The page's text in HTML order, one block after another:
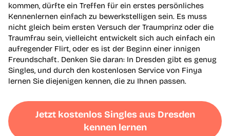
kommen, dürfte ein Treffen für ein erstes persönliches
Kennenlernen einfach zu bewerkstelligen sein. Es muss
nicht gleich beim ersten Versuch der Traumprinz oder die
Traumfrau sein, vielleicht entwickelt sich auch einfach ein
aufregender Flirt, oder es ist der Beginn einer innigen
Freundschaft. Denken Sie daran: In Dresden gibt es genug
Singles, und durch den kostenlosen Service von Finya
lernen Sie diejenigen kennen, die zu Ihnen passen.
Jetzt kostenlos Singles aus Dresden
kennen lernen